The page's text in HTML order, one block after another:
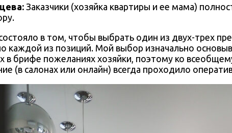
: Заказчики (хозяйка квартиры и ее мама)
в том, чтобы выбрать один из двух-трех
каждой из позиций. Мой выбор изначально
в брифе пожеланиях хозяйки, поэтому ко
(в салонах или онлайн) всегда проходило